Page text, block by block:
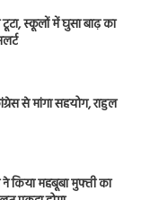
स्कूलों में घुसा बाढ़ का
से मांगा सहयोग, राहुल
ने किया महबूबा मुफ्ती का